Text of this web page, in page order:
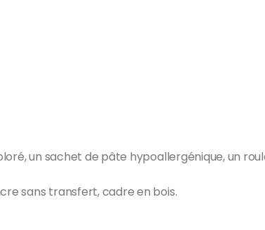
un sachet de pâte hypoallergénique, un
sans transfert, cadre en bois.